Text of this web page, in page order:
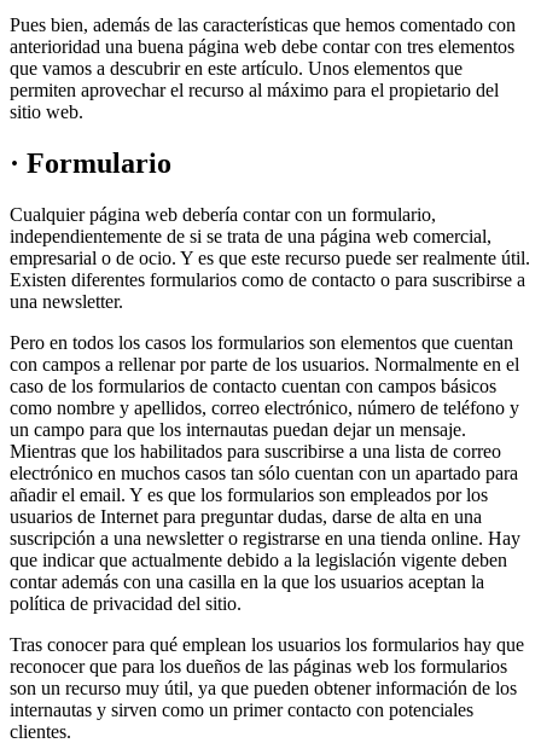
Pues bien, además de las características que hemos comentado con
anterioridad una buena página web debe contar con tres elementos
que vamos a descubrir en este artículo. Unos elementos que
permiten aprovechar el recurso al máximo para el propietario del
sitio web.
· Formulario
Cualquier página web debería contar con un formulario,
independientemente de si se trata de una página web comercial,
empresarial o de ocio. Y es que este recurso puede ser realmente útil.
Existen diferentes formularios como de contacto o para suscribirse a
una newsletter.
Pero en todos los casos los formularios son elementos que cuentan
con campos a rellenar por parte de los usuarios. Normalmente en el
caso de los formularios de contacto cuentan con campos básicos
como nombre y apellidos, correo electrónico, número de teléfono y
un campo para que los internautas puedan dejar un mensaje.
Mientras que los habilitados para suscribirse a una lista de correo
electrónico en muchos casos tan sólo cuentan con un apartado para
añadir el email. Y es que los formularios son empleados por los
usuarios de Internet para preguntar dudas, darse de alta en una
suscripción a una newsletter o registrarse en una tienda online. Hay
que indicar que actualmente debido a la legislación vigente deben
contar además con una casilla en la que los usuarios aceptan la
política de privacidad del sitio.
Tras conocer para qué emplean los usuarios los formularios hay que
reconocer que para los dueños de las páginas web los formularios
son un recurso muy útil, ya que pueden obtener información de los
internautas y sirven como un primer contacto con potenciales
clientes.